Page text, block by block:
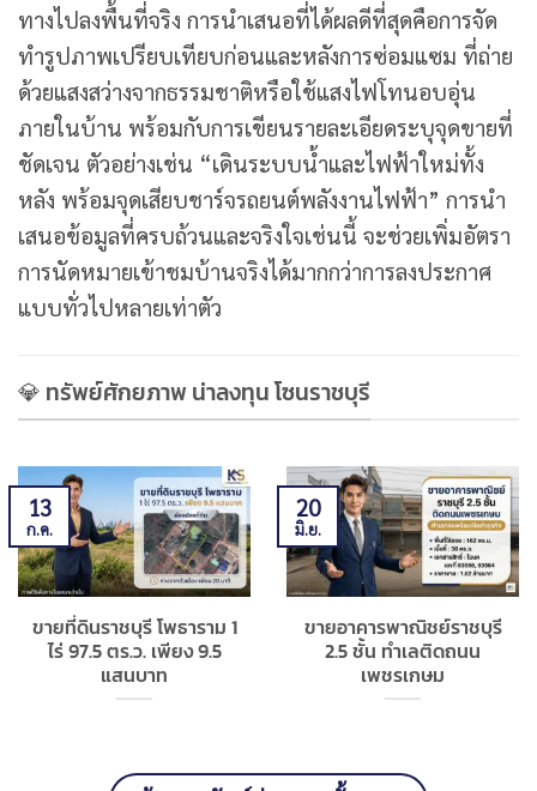
ทางไปลงพื้นที่จริง การนำเสนอที่ได้ผลดีที่สุดคือการจัด
ทำรูปภาพเปรียบเทียบก่อนและหลังการซ่อมแซม ที่ถ่าย
ด้วยแสงสว่างจากธรรมชาติหรือใช้แสงไฟโทนอบอุ่น
ภายในบ้าน พร้อมกับการเขียนรายละเอียดระบุจุดขายที่
ชัดเจน ตัวอย่างเช่น “เดินระบบน้ำและไฟฟ้าใหม่ทั้ง
หลัง พร้อมจุดเสียบชาร์จรถยนต์พลังงานไฟฟ้า” การนำ
เสนอข้อมูลที่ครบถ้วนและจริงใจเช่นนี้ จะช่วยเพิ่มอัตรา
การนัดหมายเข้าชมบ้านจริงได้มากกว่าการลงประกาศ
แบบทั่วไปหลายเท่าตัว
💎 ทรัพย์ศักยภาพ น่าลงทุน โซนราชบุรี
ขายที่ดินราชบุรี โพธาราม 1
ไร่ 97.5 ตร.ว. เพียง 9.5
แสนบาท
13
ก.ค.
ขายอาคารพาณิชย์ราชบุรี
2.5 ชั้น ทำเลติดถนน
เพชรเกษม
20
มิ.ย.